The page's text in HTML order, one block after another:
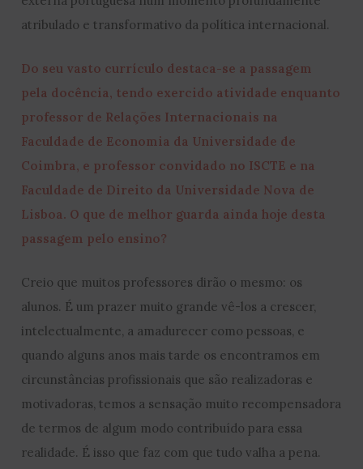
atribulado e transformativo da política internacional.
Do seu vasto currículo destaca-se a passagem
pela docência, tendo exercido atividade enquanto
professor de Relações Internacionais na
Faculdade de Economia da Universidade de
Coimbra, e professor convidado no ISCTE e na
Faculdade de Direito da Universidade Nova de
Lisboa. O que de melhor guarda ainda hoje desta
passagem pelo ensino?
Creio que muitos professores dirão o mesmo: os
alunos. É um prazer muito grande vê-los a crescer,
intelectualmente, a amadurecer como pessoas, e
quando alguns anos mais tarde os encontramos em
circunstâncias profissionais que são realizadoras e
motivadoras, temos a sensação muito recompensadora
de termos de algum modo contribuído para essa
realidade. É isso que faz com que tudo valha a pena.